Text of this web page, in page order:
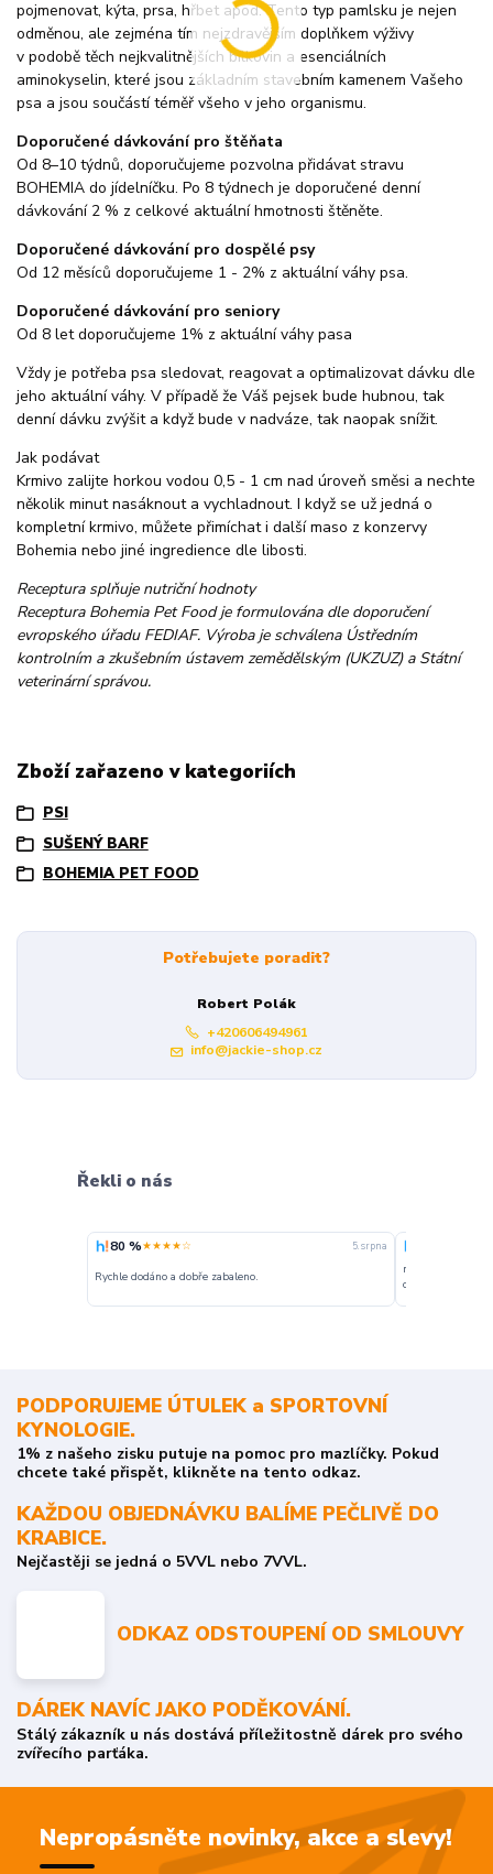
pojmenovat, kýta, prsa, hřbet apod. Tento typ pamlsku je nejen
odměnou, ale zejména tím nejzdravějším doplňkem výživy
v podobě těch nejkvalitnějších bílkovin a esenciálních
aminokyselin, které jsou základním stavebním kamenem Vašeho
psa a jsou součástí téměř všeho v jeho organismu.
Doporučené dávkování pro štěňata
Od 8–10 týdnů, doporučujeme pozvolna přidávat stravu
BOHEMIA do jídelníčku. Po 8 týdnech je doporučené denní
dávkování 2 % z celkové aktuální hmotnosti štěněte.
Doporučené dávkování pro dospělé psy
Od 12 měsíců doporučujeme 1 - 2% z aktuální váhy psa.
Doporučené dávkování pro seniory
Od 8 let doporučujeme 1% z aktuální váhy pasa
Vždy je potřeba psa sledovat, reagovat a optimalizovat dávku dle
jeho aktuální váhy. V případě že Váš pejsek bude hubnou, tak
denní dávku zvýšit a když bude v nadváze, tak naopak snížit.
Jak podávat
Krmivo zalijte horkou vodou 0,5 - 1 cm nad úroveň směsi a nechte
několik minut nasáknout a vychladnout. I když se už jedná o
kompletní krmivo, můžete přimíchat i další maso z konzervy
Bohemia nebo jiné ingredience dle libosti.
Receptura splňuje nutriční hodnoty
Receptura Bohemia Pet Food je formulována dle doporučení
evropského úřadu FEDIAF. Výroba je schválena Ústředním
kontrolním a zkušebním ústavem zemědělským (UKZUZ) a Státní
veterinární správou.
Zboží zařazeno v kategoriích
PSI
SUŠENÝ BARF
BOHEMIA PET FOOD
Potřebujete poradit?
Robert Polák
+420606494961
info@jackie-shop.cz
Řekli o nás
80 %★★★★☆ 5. srpna
Rychle dodáno a dobře zabaleno.
nakupuji
o stavu
PODPORUJEME ÚTULEK a SPORTOVNÍ
KYNOLOGIE.
1% z našeho zisku putuje na pomoc pro mazlíčky. Pokud
chcete také přispět, klikněte na tento odkaz.
KAŽDOU OBJEDNÁVKU BALÍME PEČLIVĚ DO
KRABICE.
Nejčastěji se jedná o 5VVL nebo 7VVL.
ODKAZ ODSTOUPENÍ OD SMLOUVY
DÁREK NAVÍC JAKO PODĚKOVÁNÍ.
Stálý zákazník u nás dostává příležitostně dárek pro svého
zvířecího parťáka.
Nepropásněte novinky, akce a slevy!